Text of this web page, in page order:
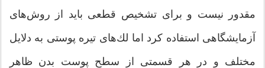
مقدور نیست و برای تشخیص قطعی باید از روش‌های
آزمایشگاهی استفاده كرد اما لك‌های تیره پوستی به دلایل
مختلف و در هر قسمتی از سطح پوست بدن ظاهر